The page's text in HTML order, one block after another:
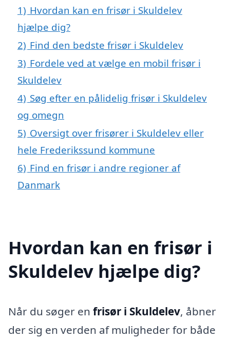
1) Hvordan kan en frisør i Skuldelev
hjælpe dig?
2) Find den bedste frisør i Skuldelev
3) Fordele ved at vælge en mobil frisør i
Skuldelev
4) Søg efter en pålidelig frisør i Skuldelev
og omegn
5) Oversigt over frisører i Skuldelev eller
hele Frederikssund kommune
6) Find en frisør i andre regioner af
Danmark
Hvordan kan en frisør i
Skuldelev hjælpe dig?
Når du søger en frisør i Skuldelev, åbner
der sig en verden af muligheder for både